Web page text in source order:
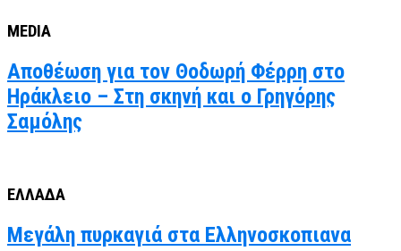
MEDIA
Αποθέωση για τον Θοδωρή Φέρρη στο
Ηράκλειο – Στη σκηνή και ο Γρηγόρης
Σαμόλης
ΕΛΛΑΔΑ
Μεγάλη πυρκαγιά στα Ελληνοσκοπιανα